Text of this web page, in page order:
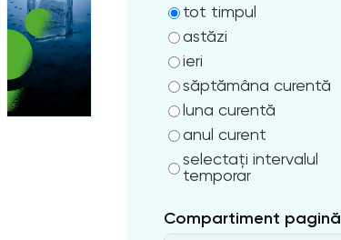
tot timpul
astăzi
ieri
săptămâna curentă
luna curentă
anul curent
selectați intervalul
temporar
Compartiment pagină